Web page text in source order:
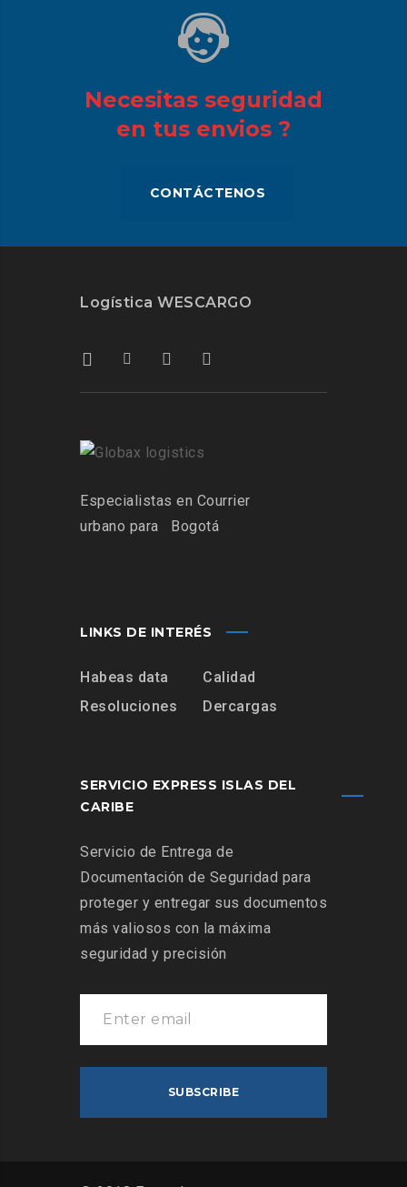
Necesitas seguridad
en tus envios ?
CONTÁCTENOS
Logística WESCARGO
Especialistas en Courrier
urbano para
Bogotá
LINKS DE INTERÉS
Habeas data
Resoluciones
Calidad
Dercargas
SERVICIO EXPRESS ISLAS DEL
CARIBE
Servicio de Entrega de
Documentación de Seguridad para
proteger y entregar sus documentos
más valiosos con la máxima
seguridad y precisión